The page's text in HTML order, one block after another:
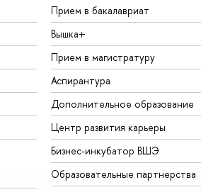
Прием в бакалавриат
Вышка+
Прием в магистратуру
Аспирантура
Дополнительное образование
Центр развития карьеры
Бизнес-инкубатор ВШЭ
Образовательные партнерства